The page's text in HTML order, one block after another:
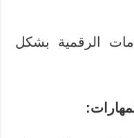
الرقمية بشكل